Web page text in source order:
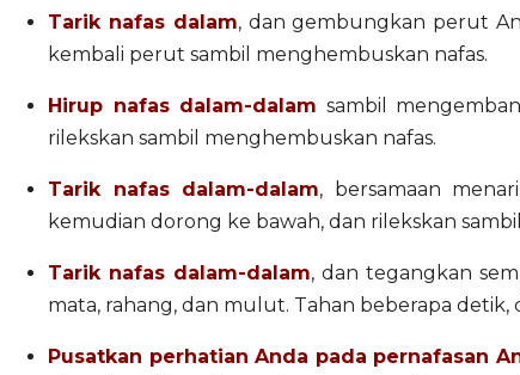
Tarik nafas dalam, dan gembungkan perut
kembali perut sambil menghembuskan nafas.
Hirup nafas dalam-dalam sambil
rilekskan sambil menghembuskan nafas.
Tarik nafas dalam-dalam, bersamaan
kemudian dorong ke bawah, dan rilekskan
Tarik nafas dalam-dalam, dan tegangkan
mata, rahang, dan mulut. Tahan beberapa
Pusatkan perhatian Anda pada pernafasan